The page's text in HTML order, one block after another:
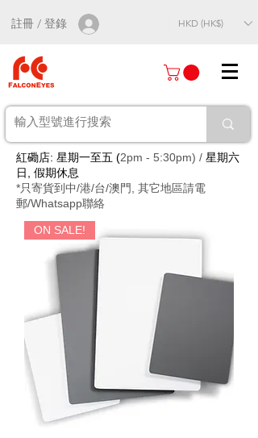
註冊 / 登錄 HKD (HK$)
紅磡店: 星期一至五 (2pm - 5:30pm) / 星期六
日, 假期休息
*只寄貨到中/港/台/澳門, 其它地區請電
郵/Whatsapp聯絡
ON SALE!